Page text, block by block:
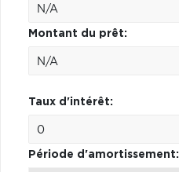
Montant du prêt:
Taux d'intérêt:
Période d'amortissement: